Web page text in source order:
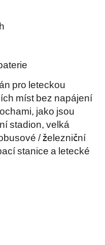
pro leteckou
míst bez napájení
jako jsou
stadion, velká
/ železniční
stanice a letecké